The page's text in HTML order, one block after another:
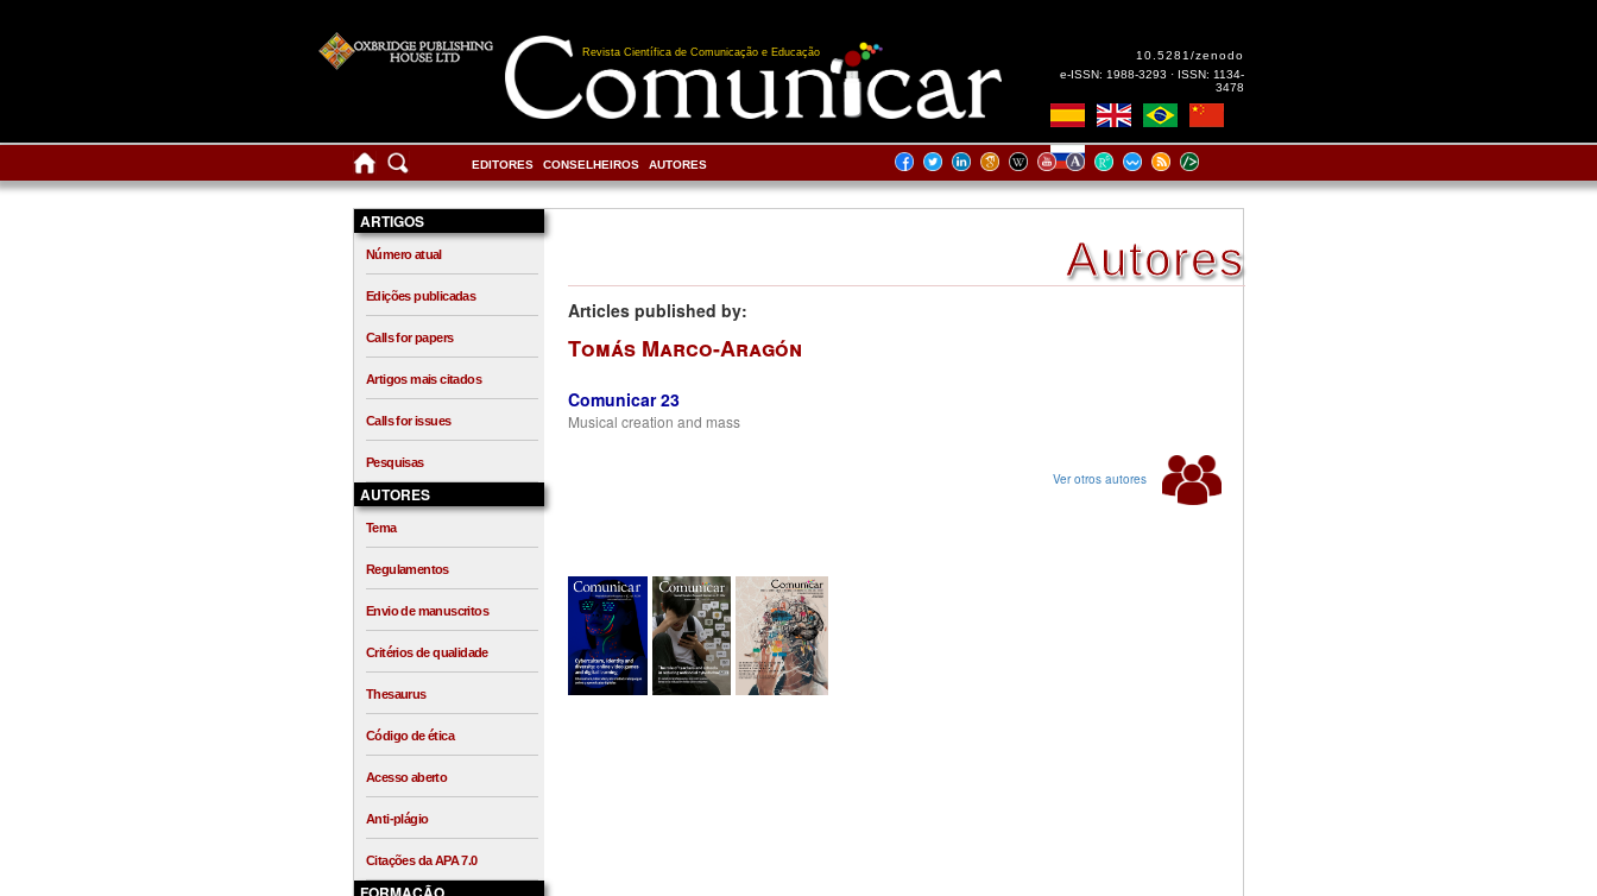
Revista Científica de Comunicação e Educação
10.5281/zenodo
e-ISSN: 1988-3293 · ISSN: 1134-
3478
EDITORES CONSELHEIROS AUTORES
ARTIGOS
Número atual
Edições publicadas
Calls for papers
Artigos mais citados
Calls for issues
Pesquisas
AUTORES
Tema
Regulamentos
Envio de manuscritos
Critérios de qualidade
Thesaurus
Código de ética
Acesso aberto
Anti-plágio
Citações da APA 7.0
Autores
Articles published by:
Tomás Marco-Aragón
Comunicar 23
Musical creation and mass
Ver otros autores